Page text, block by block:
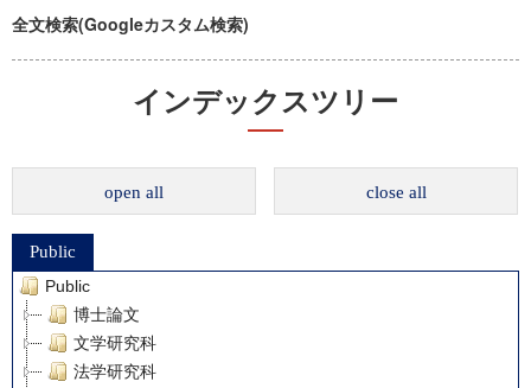
全文検索(Googleカスタム検索)
インデックスツリー
open all close all
Public
Public
博士論文
文学研究科
法学研究科